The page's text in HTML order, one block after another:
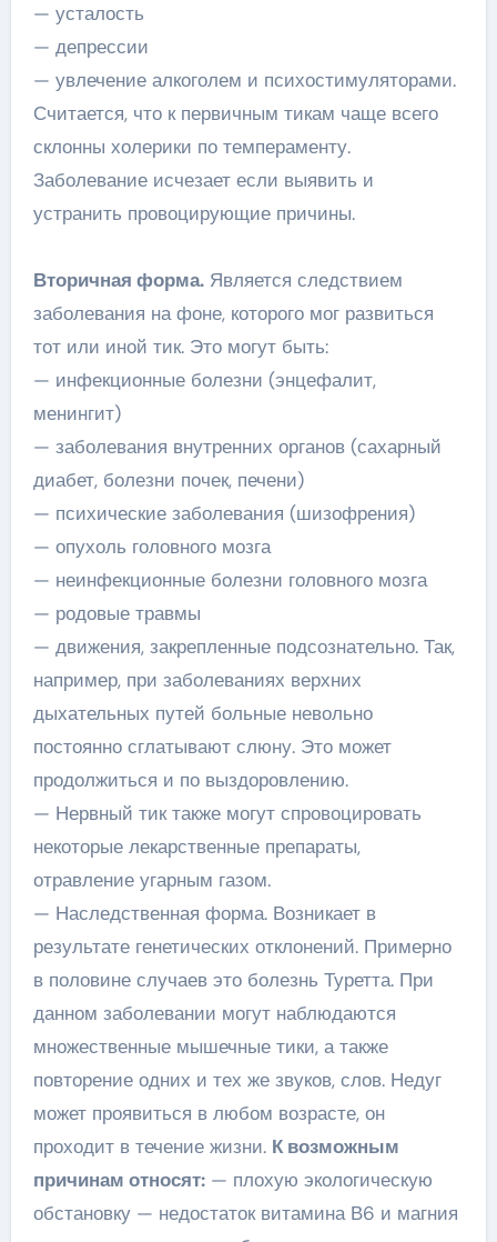
— усталость
— депрессии
— увлечение алкоголем и психостимуляторами.
Считается, что к первичным тикам чаще всего
склонны холерики по темпераменту.
Заболевание исчезает если выявить и
устранить провоцирующие причины.
Вторичная форма.Является следствием
заболевания на фоне, которого мог развиться
тот или иной тик. Это могут быть:
— инфекционные болезни (энцефалит,
менингит)
— заболевания внутренних органов (сахарный
диабет, болезни почек, печени)
— психические заболевания (шизофрения)
— опухоль головного мозга
— неинфекционные болезни головного мозга
— родовые травмы
— движения, закрепленные подсознательно. Так,
например, при заболеваниях верхних
дыхательных путей больные невольно
постоянно сглатывают слюну. Это может
продолжиться и по выздоровлению.
— Нервный тик также могут спровоцировать
некоторые лекарственные препараты,
отравление угарным газом.
— Наследственная форма. Возникает в
результате генетических отклонений. Примерно
в половине случаев это болезнь Туретта. При
данном заболевании могут наблюдаются
множественные мышечные тики, а также
повторение одних и тех же звуков, слов. Недуг
может проявиться в любом возрасте, он
проходит в течение жизни. К возможным
причинам относят:— плохую экологическую
обстановку — недостаток витамина В6 и магния